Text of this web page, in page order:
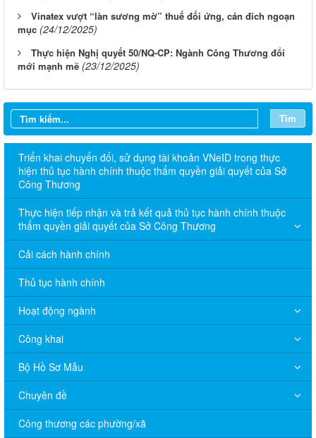
Vinatex vượt “làn sương mờ” thuế đối ứng, cán đích ngoạn
mục (24/12/2025)
Thực hiện Nghị quyết 50/NQ-CP: Ngành Công Thương đổi
mới mạnh mẽ (23/12/2025)
Tìm
Triển khai chuyển đổi, sử dụng tài khoản VNeID trong thực
hiện thủ tục hành chính thuộc thẩm quyền giải quyết của Sở
Công Thương
Thực hiện tiếp nhận và trả kết quả thủ tục hành chính thuộc
thẩm quyền giải quyết của Sở Công Thương
Cải cách hành chính
Thủ tục hành chính
Hoạt động ngành
Công khai
Bộ Hồ Sơ Mẫu
Chuyên đề
Công thương các phường/xã